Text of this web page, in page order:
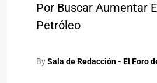
Por Buscar Aumentar
Petróleo
BySala de Redacción - El Foro